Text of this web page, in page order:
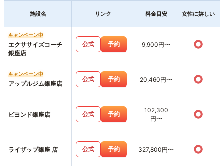
施設名 リンク 料金目安 女性に嬉しい
キャンペーン中
エクササイズコーチ
銀座店
公式 予約 9,900円〜 ○
キャンペーン中
アップルジム銀座店
公式 予約 20,460円〜 ○
ビヨンド銀座店 公式 予約
102,300
円〜
○
ライザップ銀座 店 公式 予約 327,800円〜 ○